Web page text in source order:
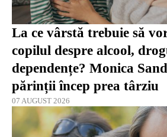
La ce vârstă trebuie să
copilul despre alcool,
dependențe? Monica
părinții încep prea târziu
07 AUGUST 2026